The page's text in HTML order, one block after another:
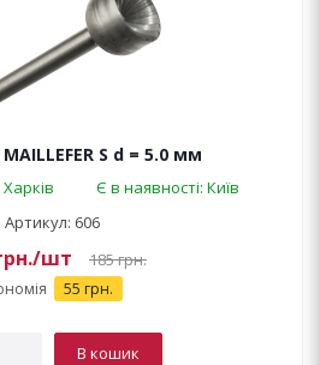
S d = 5.0 мм
Є в наявності: Київ
Артикул: 606
/шт 185грн.
55 грн.
В кошик